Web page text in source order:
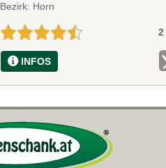
Bezirk: Horn
2
INFOS